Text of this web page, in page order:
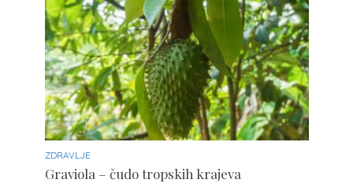
ZDRAVLJE
Graviola – čudo tropskih krajeva